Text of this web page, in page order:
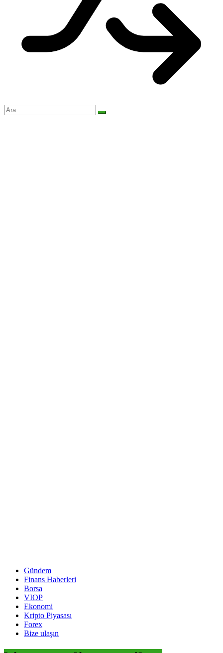
Gündem
Finans Haberleri
Borsa
VIOP
Ekonomi
Kripto Piyasası
Forex
Bize ulaşın